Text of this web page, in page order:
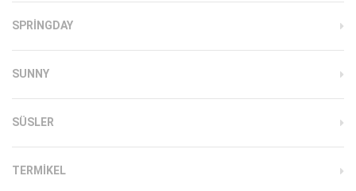
SPRINGDAY
SUNNY
SÜSLER
TERMIKEL